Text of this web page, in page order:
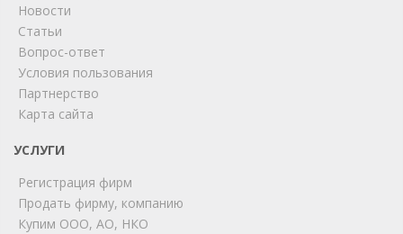
Новости
Статьи
Вопрос-ответ
Условия пользования
Партнерство
Карта сайта
УСЛУГИ
Регистрация фирм
Продать фирму, компанию
Купим ООО, АО, НКО
online
Позвоните нам или свяжитесь с нами через любой
удобный мессенджер!